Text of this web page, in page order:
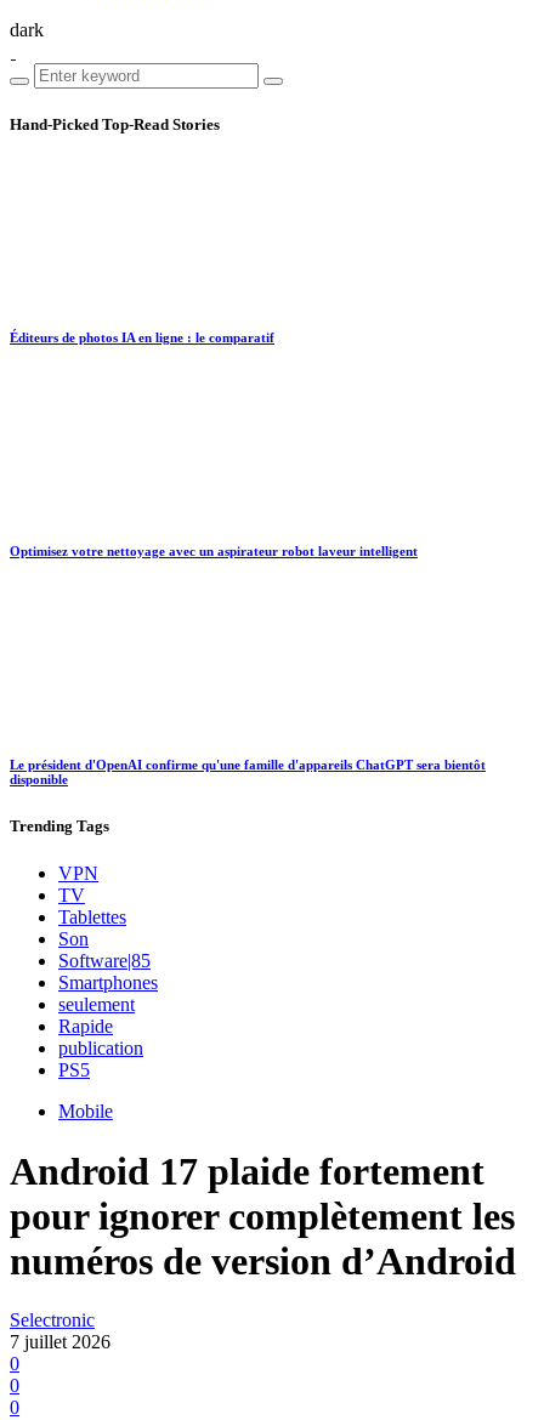
dark
Hand-Picked Top-Read Stories
Éditeurs de photos IA en ligne : le comparatif
Optimisez votre nettoyage avec un aspirateur robot laveur intelligent
Le président d'OpenAI confirme qu'une famille d'appareils ChatGPT sera bientôt
disponible
Trending Tags
VPN
TV
Tablettes
Son
Software|85
Smartphones
seulement
Rapide
publication
PS5
Mobile
Android 17 plaide fortement
pour ignorer complètement les
numéros de version d’Android
Selectronic
7 juillet 2026
0
0
0